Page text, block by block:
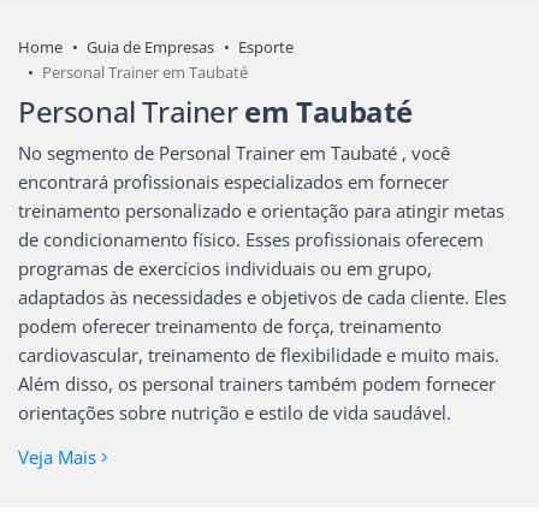
Home Guia de Empresas
Esporte
Personal Trainer em Taubaté
Personal Trainerem Taubaté
No segmento de Personal Trainer em Taubaté , você
encontrará profissionais especializados em fornecer
treinamento personalizado e orientação para atingir metas
de condicionamento físico. Esses profissionais oferecem
programas de exercícios individuais ou em grupo,
adaptados às necessidades e objetivos de cada cliente. Eles
podem oferecer treinamento de força, treinamento
cardiovascular, treinamento de flexibilidade e muito mais.
Além disso, os personal trainers também podem fornecer
orientações sobre nutrição e estilo de vida saudável.
Veja Mais